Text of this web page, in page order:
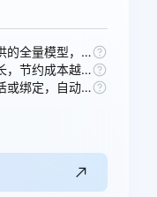
可抵扣由阿里云百炼提供的全量模型，一次购买即可跨模型通享。
承诺消费越高、周期越长，节约成本越多，直省250元。
随时生效，无需手动激活或绑定，自动抵扣。